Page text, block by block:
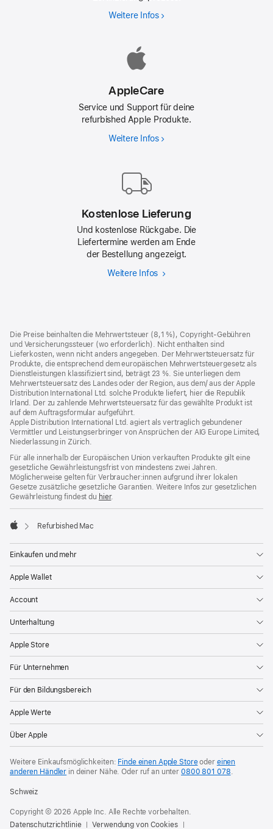
page
Weitere InfosWarum
AppleCare
Service und Support für deine
refurbished Apple Produkte.
Weitere InfosAppleCare
Kostenlose Lieferung
Und kostenlose Rückgabe. Die
Liefertermine werden am Ende
der Bestellung angezeigt.
Weitere Infos Kostenlose
Die Preise beinhalten die Mehrwertsteuer (8,1 %), Copyright-Gebühren
und Versicherungssteuer (wo erforderlich). Nicht enthalten sind
Lieferkosten, wenn nicht anders angegeben. Der Mehrwertsteuersatz für
Produkte, die entsprechend dem europäischen Mehrwertsteuergesetz als
Dienstleistungen klassifiziert sind, beträgt 23 %. Sie unterliegen dem
Mehrwertsteuersatz des Landes oder der Region, aus dem/ aus der Apple
Distribution International Ltd. solche Produkte liefert, hier die Republik
Irland. Der zu zahlende Mehrwertsteuersatz für das gewählte Produkt ist
auf dem Auftragsformular aufgeführt.
Apple Distribution International Ltd. agiert als vertraglich gebundener
Vermittler und Leistungserbringer von Ansprüchen der AIG Europe Limited,
Niederlassung in Zürich.
Für alle innerhalb der Europäischen Union verkauften Produkte gilt eine
gesetzliche Gewährleistungsfrist von mindestens zwei Jahren.
Möglicherweise gelten für Verbraucher:innen aufgrund ihrer lokalen
Gesetze zusätzliche gesetzliche Garantien. Weitere Infos zur gesetzlichen
Gewährleistung findest du hier.
Refurbished Mac
Einkaufen und mehr
Apple Wallet
Account
Unterhaltung
Apple Store
Für Unternehmen
Für den Bildungsbereich
Apple Werte
Über Apple
Weitere Einkaufsmöglichkeiten: Finde einen Apple Storeoder einen
anderen Händler in deiner Nähe. Oder ruf an unter0800 801 078
Schweiz
Copyright © 2026 Apple Inc. Alle Rechte vorbehalten.
Datenschutzrichtlinie
Verwendung von Cookies